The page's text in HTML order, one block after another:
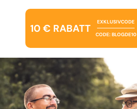
10 € RABATT
EXKLUSIVCODE
CODE: BLOGDE10